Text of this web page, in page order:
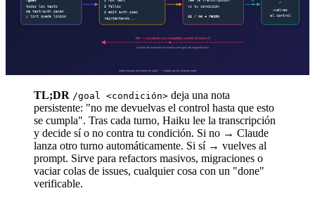
TL;DR /goal <condición> deja una nota
persistente: "no me devuelvas el control hasta que esto
se cumpla". Tras cada turno, Haiku lee la transcripción
y decide sí o no contra tu condición. Si no → Claude
lanza otro turno automáticamente. Si sí → vuelves al
prompt. Sirve para refactors masivos, migraciones o
vaciar colas de issues, cualquier cosa con un "done"
verificable.